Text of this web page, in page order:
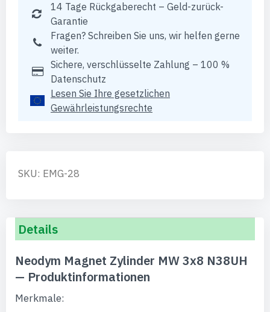
14 Tage Rückgaberecht – Geld-zurück-
Garantie
Fragen? Schreiben Sie uns, wir helfen gerne
weiter.
Sichere, verschlüsselte Zahlung – 100 %
Datenschutz
Lesen Sie Ihre gesetzlichen
Gewährleistungsrechte
SKU: EMG-28
Details
Neodym Magnet Zylinder MW 3x8 N38UH
— Produktinformationen
Merkmale: